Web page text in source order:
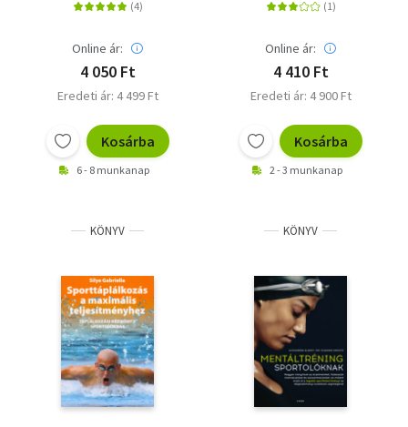
Online ár:
4 050 Ft
Eredeti ár: 4 499 Ft
Kosárba
6 - 8 munkanap
Online ár:
4 410 Ft
Eredeti ár: 4 900 Ft
Kosárba
2 - 3 munkanap
KÖNYV KÖNYV